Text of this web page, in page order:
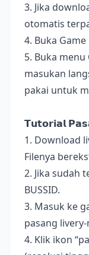
3. Jika
otomatis
4. Buka
5. Buka
masukan
pakai untuk
𝗧𝘂𝘁𝗼𝗿𝗶𝗮𝗹
1. Download
Filenya
2. Jika sudah
BUSSID.
3. Masuk ke
pasang livery-
4. Klik ikon